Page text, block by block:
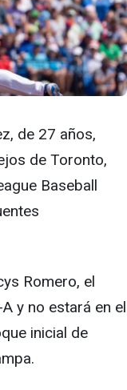
de 27 años,
de Toronto,
Baseball
Romero, el
y no estará en el
inicial de